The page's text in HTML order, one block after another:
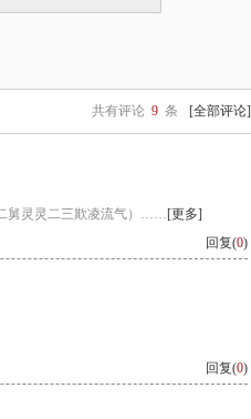
共有评论 9 条 [全部评论]
舅灵灵二三欺凌流气）……[更多]
回复(0)
回复(0)